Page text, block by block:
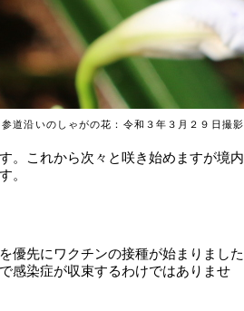
参道沿いのしゃがの花：令和３年３月２９日撮
。これから次々と咲き始めますが境内
。
優先にワクチンの接種が始まりました
感染症が収束するわけではありませ